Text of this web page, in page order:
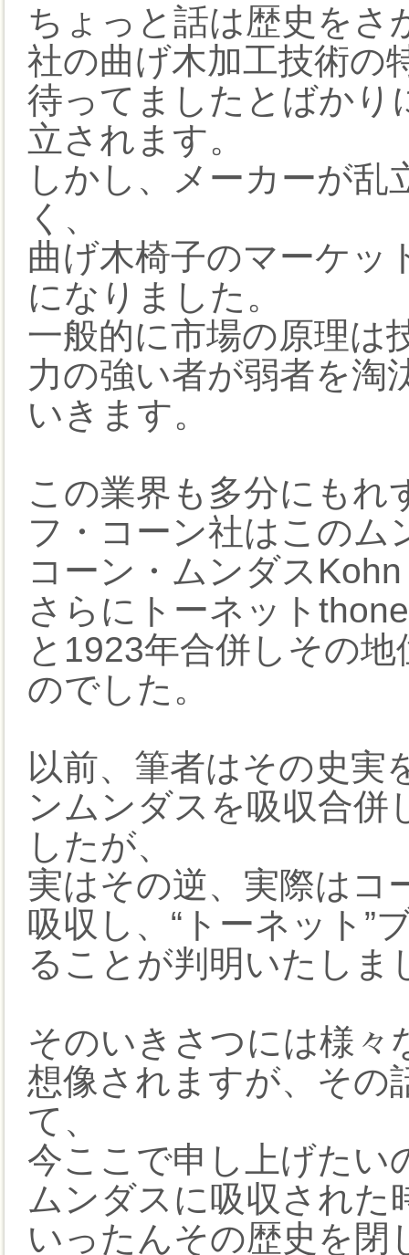
ちょっと話は歴史をさ
社の曲げ木加工技術の
待ってましたとばかり
立されます。
しかし、メーカーが
く、
曲げ木椅子のマーケッ
になりました。
一般的に市場の原理は
力の強い者が弱者を淘
いきます。
この業界も多分にもれ
フ・コーン社はこのム
コーン・ムンダス
さらにトーネット
と1923年合併しその
のでした。
以前、筆者はその史実
ンムンダスを吸収合併
したが、
実はその逆、実際はコ
吸収し、“トーネット”
ることが判明いたしま
そのいきさつには様々
想像されますが、その
て、
今ここで申し上げたい
ムンダスに吸収された
いったんその歴史を閉